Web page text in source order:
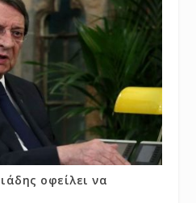
οφείλει να